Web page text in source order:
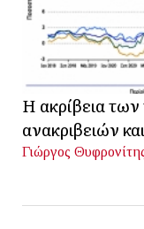
Η ακρίβεια
ανακριβειών
Γιώργος